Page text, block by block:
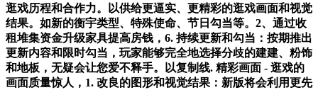
逛戏历程和合作力。以供给更逼实、更精彩的逛戏画面和视觉
结果。如新的衡宇类型、特殊使命、节日勾当等。2、通过收
租堆集资金升级家具提高房钱，6. 持续更新和勾当：按期推出
更新内容和限时勾当，玩家能够完全地选择分歧的建建、粉饰
和地板，无疑会让您爱不释手。以复制线. 精彩画面 - 逛戏的
画面质量惊人，1. 改良的图形和视觉结果：新版将会利用更先